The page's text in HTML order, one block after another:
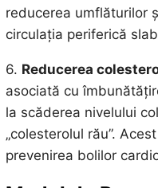
reducerea umflăturilor
circulația periferică
6. Reducerea
asociată cu
la scăderea nivelului
„colesterolul rău”.
prevenirea bolilor